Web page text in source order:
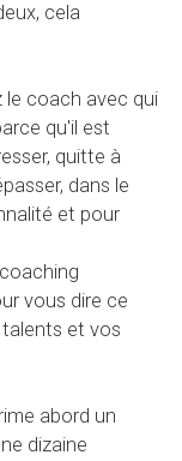
cela
le coach avec qui
qu'il est
quitte à
dans le
et pour
vous dire ce
et vos
abord un
dizaine